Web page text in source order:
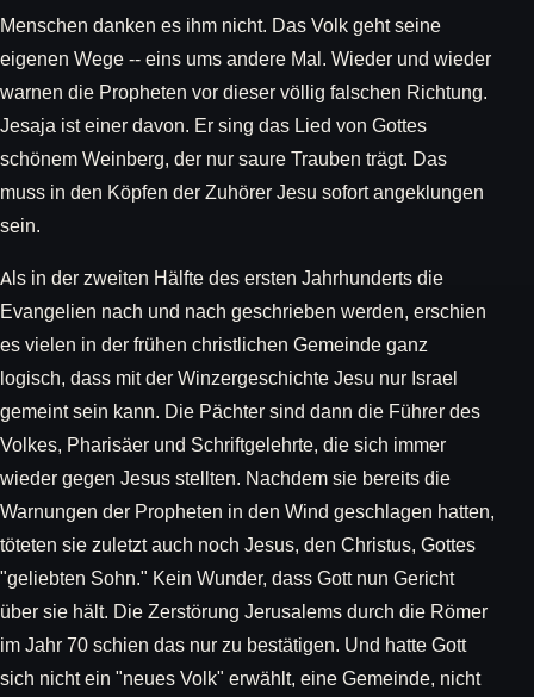
Menschen danken es ihm nicht. Das Volk geht seine
eigenen Wege -- eins ums andere Mal. Wieder und wieder
warnen die Propheten vor dieser völlig falschen Richtung.
Jesaja ist einer davon. Er sing das Lied von Gottes
schönem Weinberg, der nur saure Trauben trägt. Das
muss in den Köpfen der Zuhörer Jesu sofort angeklungen
sein.
Als in der zweiten Hälfte des ersten Jahrhunderts die
Evangelien nach und nach geschrieben werden, erschien
es vielen in der frühen christlichen Gemeinde ganz
logisch, dass mit der Winzergeschichte Jesu nur Israel
gemeint sein kann. Die Pächter sind dann die Führer des
Volkes, Pharisäer und Schriftgelehrte, die sich immer
wieder gegen Jesus stellten. Nachdem sie bereits die
Warnungen der Propheten in den Wind geschlagen hatten,
töteten sie zuletzt auch noch Jesus, den Christus, Gottes
"geliebten Sohn." Kein Wunder, dass Gott nun Gericht
über sie hält. Die Zerstörung Jerusalems durch die Römer
im Jahr 70 schien das nur zu bestätigen. Und hatte Gott
sich nicht ein "neues Volk" erwählt, eine Gemeinde, nicht